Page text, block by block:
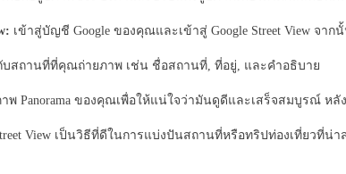
เข้าสู่บัญชี Google ของคุณและเข้าสู่ Google Street View จา
บสถานที่ที่คุณถ่ายภาพ เช่น ชื่อสถานที่, ที่อยู่, และคำอธิบาย
พ Panorama ของคุณเพื่อให้แน่ใจว่ามันดูดีและเสร็จสมบูรณ์ หลั
View เป็นวิธีที่ดีในการแบ่งปันสถานที่หรือทริปท่องเที่ยว